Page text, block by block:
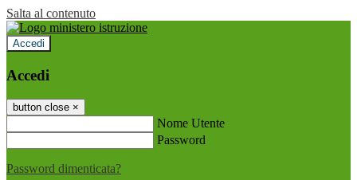
Salta al contenuto
Accedi
Accedi
button close ×
Nome Utente
Password
Password dimenticata?